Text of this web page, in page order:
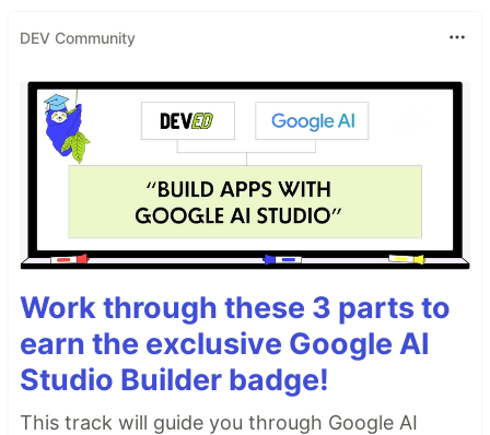
DEV Community
Work through these 3 parts to
earn the exclusive Google AI
Studio Builder badge!
This track will guide you through Google AI